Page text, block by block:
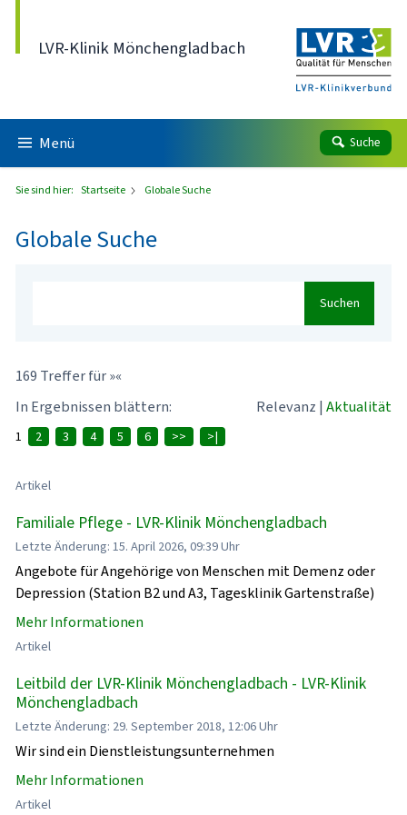
LVR-Klinik Mönchengladbach
Menü Suche
Sie sind hier: Startseite Globale Suche
Globale Suche
Suchen
169 Treffer für »«
In Ergebnissen blättern:
Relevanz | Aktualität
1 2 3 4 5 6 >> >|
Artikel
Familiale Pflege - LVR-Klinik Mönchengladbach
Letzte Änderung: 15. April 2026, 09:39 Uhr
Angebote für Angehörige von Menschen mit Demenz oder
Depression (Station B2 und A3, Tagesklinik Gartenstraße)
Mehr Informationen
Artikel
Leitbild der LVR-Klinik Mönchengladbach - LVR-Klinik
Mönchengladbach
Letzte Änderung: 29. September 2018, 12:06 Uhr
Wir sind ein Dienstleistungsunternehmen
Mehr Informationen
Artikel